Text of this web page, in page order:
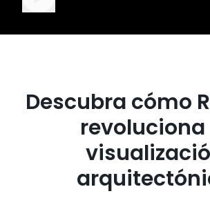
Descubra cómo
revoluciona